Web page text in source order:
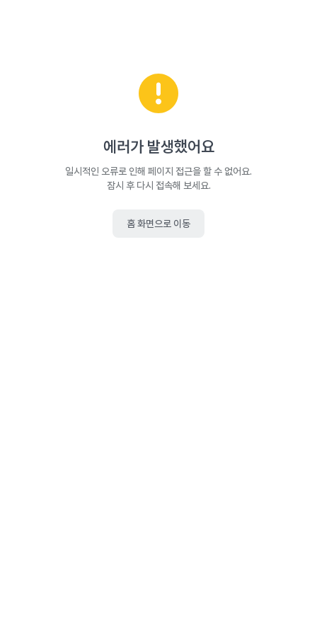
에러가 발생했어요
일시적인 오류로 인해 페이지 접근을 할 수 없어요.
잠시 후 다시 접속해 보세요.
홈 화면으로 이동